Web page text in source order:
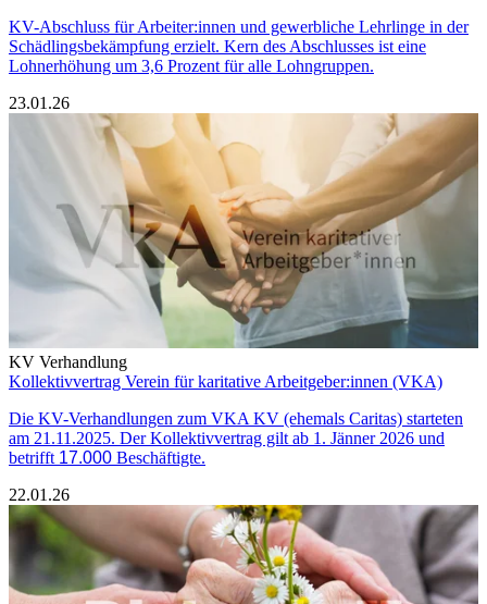
KV-Abschluss für Arbeiter:innen und gewerbliche Lehrlinge in der
Schädlingsbekämpfung erzielt. Kern des Abschlusses ist eine
Lohnerhöhung um 3,6 Prozent für alle Lohngruppen.
23.01.26
KV Verhandlung
Kollektivvertrag Verein für karitative Arbeitgeber:innen (VKA)
Die KV-Verhandlungen zum VKA KV (ehemals Caritas) starteten
am 21.11.2025. Der Kollektivvertrag gilt ab 1. Jänner 2026 und
betrifft 17.000 Beschäftigte.
22.01.26